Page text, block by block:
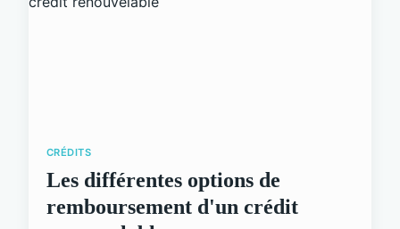
CRÉDITS
Les différentes options de
remboursement d'un crédit